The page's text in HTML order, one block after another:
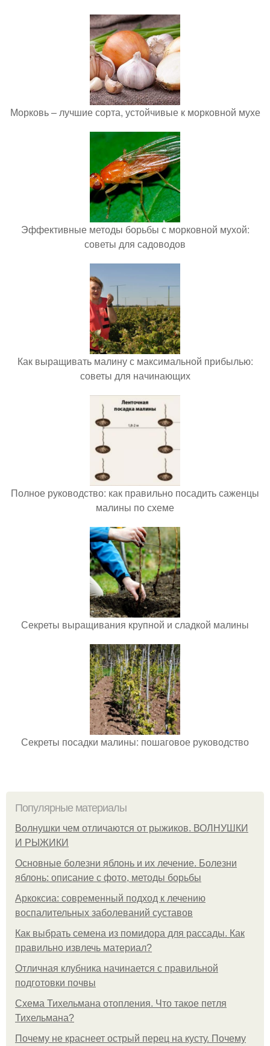
Морковь – лучшие сорта, устойчивые к морковной мухе
Эффективные методы борьбы с морковной мухой:
советы для садоводов
Как выращивать малину с максимальной прибылью:
советы для начинающих
Полное руководство: как правильно посадить саженцы
малины по схеме
Секреты выращивания крупной и сладкой малины
Секреты посадки малины: пошаговое руководство
Популярные материалы
Волнушки чем отличаются от рыжиков. ВОЛНУШКИ
И РЫЖИКИ
Основные болезни яблонь и их лечение. Болезни
яблонь: описание с фото, методы борьбы
Аркоксиа: современный подход к лечению
воспалительных заболеваний суставов
Как выбрать семена из помидора для рассады. Как
правильно извлечь материал?
Отличная клубника начинается с правильной
подготовки почвы
Схема Тихельмана отопления. Что такое петля
Тихельмана?
Почему не краснеет острый перец на кусту. Почему